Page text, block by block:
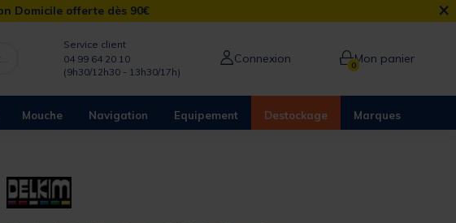
Domicile offerte dès 90€ ×
Service client
04 99 64 20 10
(9h30/12h30 - 13h30/17h)
Connexion 0Mon panier
Mouche Navigation Equipement Destockage Marques